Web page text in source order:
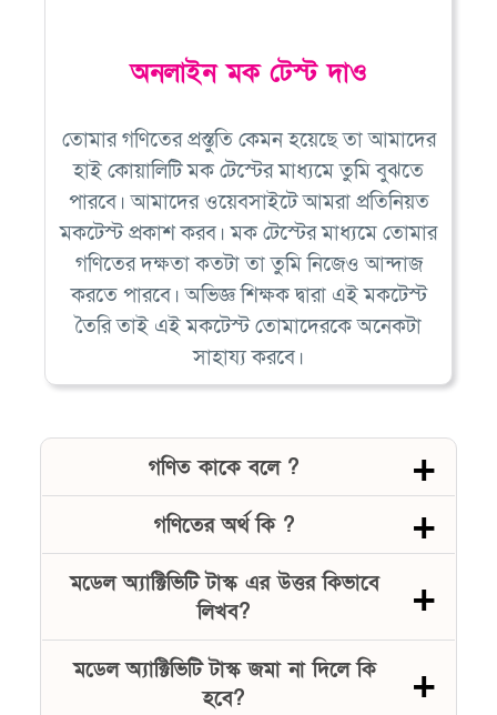
অনলাইন মক টেস্ট দাও
তোমার গণিতের প্রস্তুতি কেমন হয়েছে তা আমাদের
হাই কোয়ালিটি মক টেস্টের মাধ্যমে তুমি বুঝতে
পারবে। আমাদের ওয়েবসাইটে আমরা প্রতিনিয়ত
মকটেস্ট প্রকাশ করব। মক টেস্টের মাধ্যমে তোমার
গণিতের দক্ষতা কতটা তা তুমি নিজেও আন্দাজ
করতে পারবে। অভিজ্ঞ শিক্ষক দ্বারা এই মকটেস্ট
তৈরি তাই এই মকটেস্ট তোমাদেরকে অনেকটা
সাহায্য করবে।
গণিত কাকে বলে ?
গণিতের অর্থ কি ?
মডেল অ্যাক্টিভিটি টাস্ক এর উত্তর কিভাবে
লিখব?
মডেল অ্যাক্টিভিটি টাস্ক জমা না দিলে কি
হবে?